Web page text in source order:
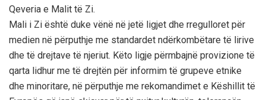
Qeveria e Malit të Zi.
Mali i Zi është duke vënë në jetë ligjet dhe rregulloret për
medien në përputhje me standardet ndërkombëtare të lirive
dhe të drejtave të njeriut. Këto ligje përmbajnë provizione të
qarta lidhur me të drejtën për informim të grupeve etnike
dhe minoritare, në përputhje me rekomandimet e Këshillit të